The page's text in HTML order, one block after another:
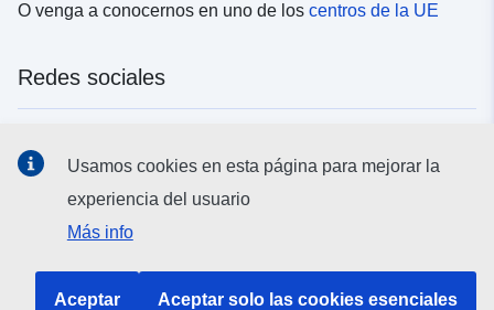
O venga a conocernos en uno de los centros de la UE
Redes sociales
Instituciones y organismos de la UE
Usamos cookies en esta página para mejorar la
experiencia del usuario
Más info
Aceptar Aceptar solo las cookies esenciales